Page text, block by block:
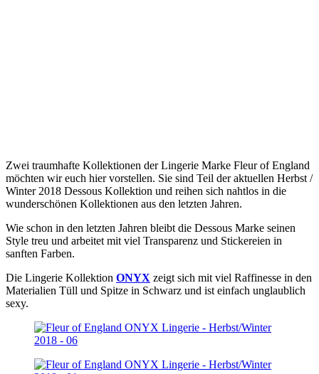
Zwei traumhafte Kollektionen der Lingerie Marke Fleur of England
möchten wir euch hier vorstellen. Sie sind Teil der aktuellen Herbst /
Winter 2018 Dessous Kollektion und reihen sich nahtlos in die
wunderschönen Kollektionen aus den letzten Jahren.
Wie schon in den letzten Jahren bleibt die Dessous Marke seinen
Style treu und arbeitet mit viel Transparenz und Stickereien in
sanften Farben.
Die Lingerie Kollektion ONYX zeigt sich mit viel Raffinesse in den
Materialien Tüll und Spitze in Schwarz und ist einfach unglaublich
sexy.